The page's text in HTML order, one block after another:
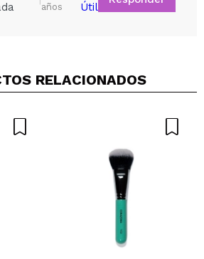
ser el primero. Imagínatelo...
su compra?
años Útil
RELACIONADOS